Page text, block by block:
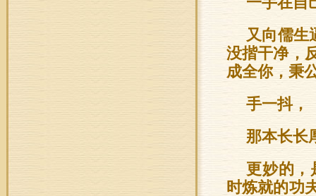
又向儒生
没揩干净，
成全你，秉
手一抖，
那本长长
更妙的，
时炼就的功